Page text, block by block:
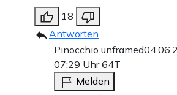
18
Antworten
Pinocchio unframed
07:29 Uhr64T
Melden